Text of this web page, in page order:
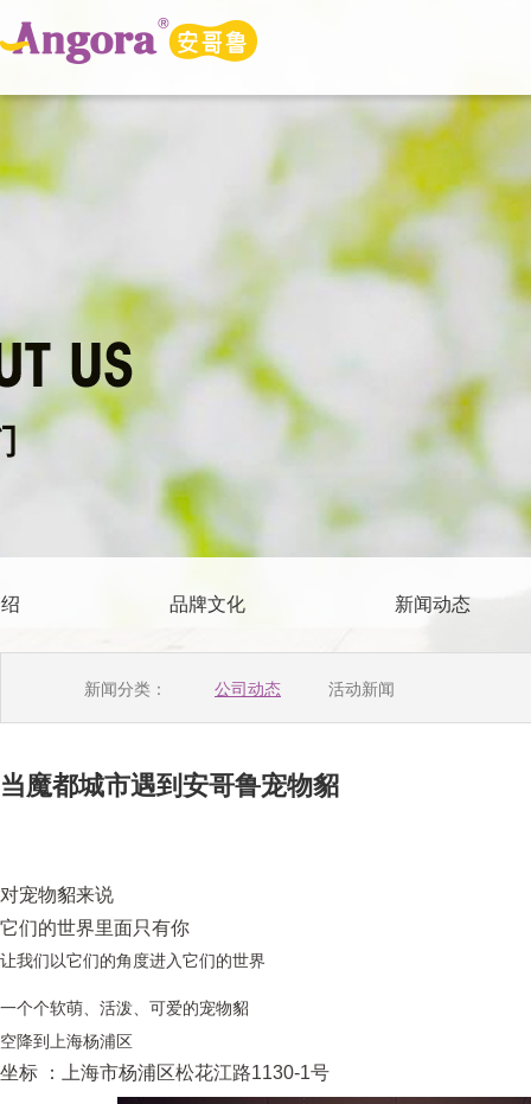
品牌文化 新闻动态
新闻分类： 公司动态 活动新闻
当魔都城市遇到安哥鲁宠物貂
对宠物貂来说
它们的世界里面只有你
让我们以它们的角度进入它们的世界
一个个软萌、活泼、可爱的宠物貂
空降到上海杨浦区
坐标 ：上海市杨浦区松花江路1130-1号